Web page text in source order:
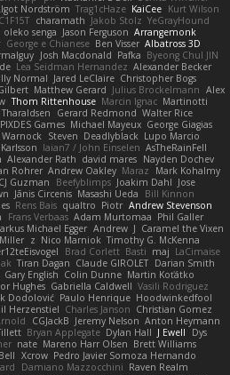
Nordström Trag1cHaze KaiCee Kurt Wilson
charamath Jakob Stolz YeGrayHound
oleko senga Jason Ferguson Arrangemonk
George e Chianese Ben Visser Albatross 3D
Josh Macdonald Pafka Byeong Chul JIN
Lea Seidman Hernandez Alexander Becker
Normal Jared LeClaire Christopher Bogs
Matthew Gerard Julius Brockelmann Alex
Thom Rittenhouse Marcin Ignac Martinotti
Gerard Redmond Walter Rice
PIXDES Games Michael Mayeux George Giagias
Steven Deadlyblack Lupo Marcio
Iaian7 / John Einselen AsTheRainFell
Alexander Rath david mares Nayden Dochev
Rohrer Andrew Oakley Maraz
Mark Kohalmy
CJ Guzman Beefyblimps Joakim Dahl Jose
Jānis Circenis Masashi Ueda
Bill Kinnon
Rens Bais qualtro Piotr Andrew Stevenson
Frans Verbaas Adam Murtomaa Phil Galler
Michael Egger Andrew J Caramel the Vixen
z Nico Marniok Timothy G. McKenna
Brad Corlett Basti maj LaCimaise
Tiran Dagan Claude GIROLET Darian Smith
Gary English Colin Dunne Martin Koťátko
Hughes Gabriella Caldwell Vasili Rodriguez
Dodolović Paulo Henrique Hoodwinkedfool
Herzenstiel Charles Janson Christian Gomez
CGJackB Jeremy Nelson Anton Heymann
Bryan Applegate Dylan Hall J Ewell
Dys
nate Mareno Harr Olsen Brett Williams
Xcrow Pedro Javier Somoza Hernando
Damiano Mazzocchini Raven Realm